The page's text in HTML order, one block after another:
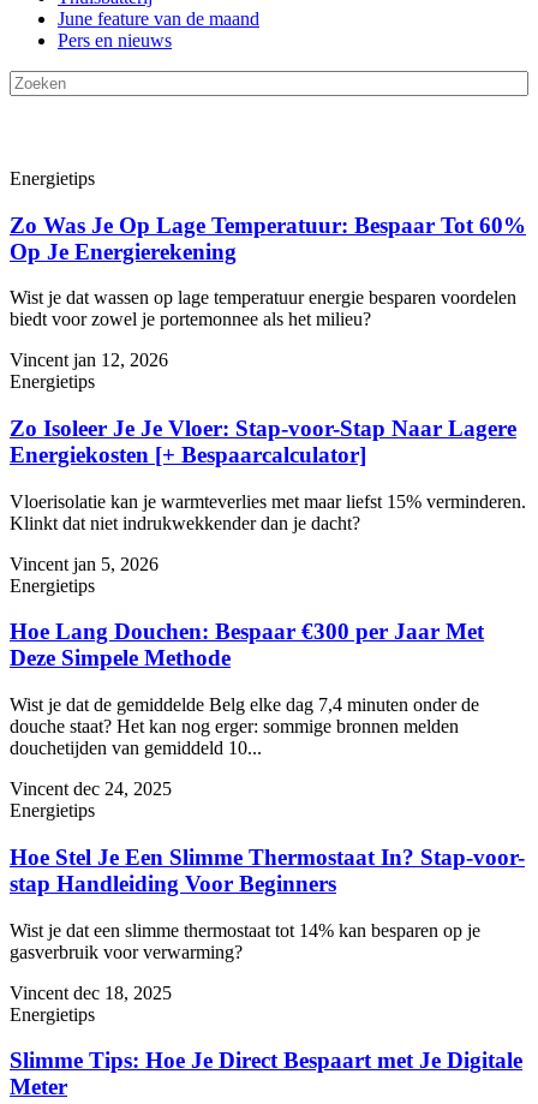
June feature van de maand
Pers en nieuws
Energietips
Zo Was Je Op Lage Temperatuur: Bespaar Tot 60%
Op Je Energierekening
Wist je dat wassen op lage temperatuur energie besparen voordelen
biedt voor zowel je portemonnee als het milieu?
Vincent jan 12, 2026
Energietips
Zo Isoleer Je Je Vloer: Stap-voor-Stap Naar Lagere
Energiekosten [+ Bespaarcalculator]
Vloerisolatie kan je warmteverlies met maar liefst 15% verminderen.
Klinkt dat niet indrukwekkender dan je dacht?
Vincent jan 5, 2026
Energietips
Hoe Lang Douchen: Bespaar €300 per Jaar Met
Deze Simpele Methode
Wist je dat de gemiddelde Belg elke dag 7,4 minuten onder de
douche staat? Het kan nog erger: sommige bronnen melden
douchetijden van gemiddeld 10...
Vincent dec 24, 2025
Energietips
Hoe Stel Je Een Slimme Thermostaat In? Stap-voor-
stap Handleiding Voor Beginners
Wist je dat een slimme thermostaat tot 14% kan besparen op je
gasverbruik voor verwarming?
Vincent dec 18, 2025
Energietips
Slimme Tips: Hoe Je Direct Bespaart met Je Digitale
Meter